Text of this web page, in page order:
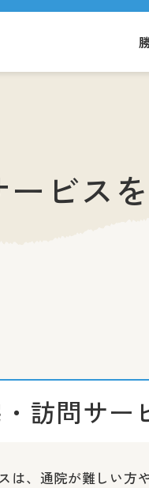
ビス
訪問サー
は、通院が難しい方